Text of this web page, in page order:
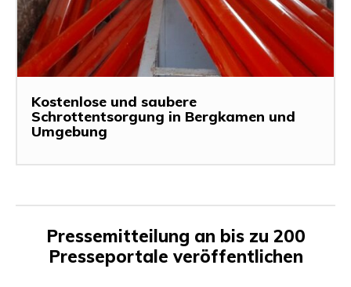
Kostenlose und saubere
Schrottentsorgung in Bergkamen und
Umgebung
Pressemitteilung an bis zu 200
Presseportale veröffentlichen